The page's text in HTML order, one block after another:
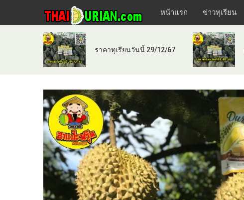
หน้าแรก ข่าวทุเรียน
ราคาทุเรียนวันนี้ 29/12/67